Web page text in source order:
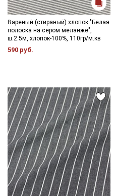
Вареный (стираный) хлопок "Белая
полоска на сером меланже",
ш.2.5м, хлопок-100%, 110гр/м.кв
590 руб.